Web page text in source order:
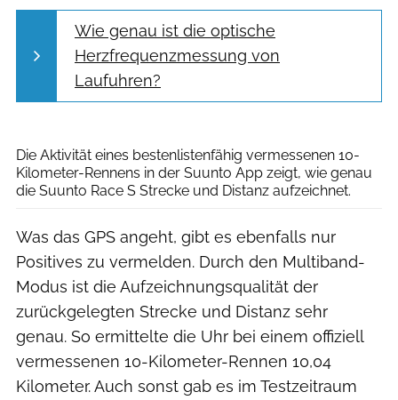
Wie genau ist die optische
Herzfrequenzmessung von
Laufuhren?
Die Aktivität eines bestenlistenfähig vermessenen 10-
Kilometer-Rennens in der Suunto App zeigt, wie genau
die Suunto Race S Strecke und Distanz aufzeichnet.
Was das GPS angeht, gibt es ebenfalls nur
Positives zu vermelden. Durch den Multiband-
Modus ist die Aufzeichnungsqualität der
zurückgelegten Strecke und Distanz sehr
genau. So ermittelte die Uhr bei einem offiziell
vermessenen 10-Kilometer-Rennen 10,04
Kilometer. Auch sonst gab es im Testzeitraum